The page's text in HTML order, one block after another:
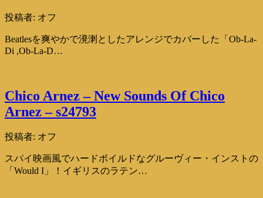
投稿者: オフ
Beatlesを爽やかで溌溂としたアレンジでカバーした「Ob-La-
Di ,Ob-La-D…
Chico Arnez – New Sounds Of Chico
Arnez – s24793
投稿者: オフ
スパイ映画風でハードボイルドなグルーヴィー・インストの
「Would I」！イギリスのラテン…